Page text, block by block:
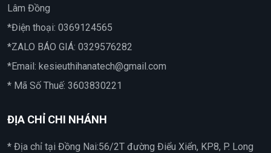
Lâm Đồng
*Điện thoại: 0369124565
*ZALO BÁO GIÁ: 0329576282
*Email: kesieuthihanatech@gmail.com
* Mã Số Thuế: 3603830221
ĐỊA CHỈ CHI NHÁNH
* Địa chỉ tại Đồng Nai:56/2T đường Điểu Xiển, KP8, P. Long